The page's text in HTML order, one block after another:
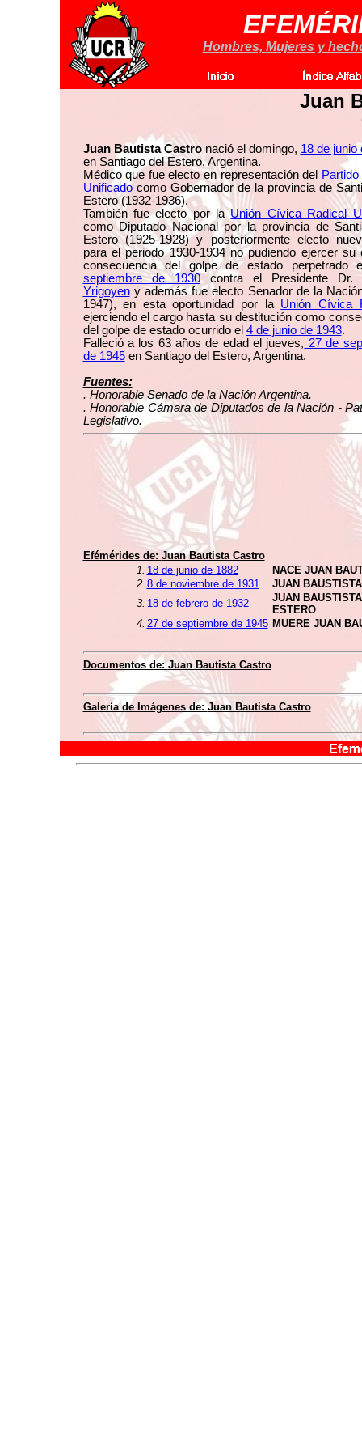
Hombres, Mujeres y
Juan
Juan Bautista Castronació el domingo, 18 de junio
en Santiago del Estero, Argentina.
Médico que fue electo en representación del
Unificadocomo Gobernador de la provincia de
Estero (1932-1936).
También fue electo por laUnión Cívica Radical
como Diputado Nacional por la provincia de
Estero (1925-1928) y posteriormente electo
para el periodo 1930-1934 no pudiendo ejercer su
consecuencia del golpe de estado perpetrado
septiembre de 1930contra el Presidente
Yrigoyeny además fue electo Senador de la
1947), en esta oportunidad por la Unión Cívica
ejerciendo el cargo hasta su destitución como
del golpe de estado ocurrido el 4 de junio de 1943.
Falleció a los 63 años de edad el jueves, 27 de
de 1945en Santiago del Estero, Argentina.
Fuentes:
. Honorable Senado de la Nación Argentina.
. Honorable Cámara de Diputados de la Nación -
Legislativo.
Efémérides de: Juan Bautista Castro
1. 18 de junio de 1882
NACE JUAN
2. 8 de noviembre de 1931
JUAN
3. 18 de febrero de 1932
JUAN
ESTERO
4. 27 de septiembre de 1945 MUERE JUAN
Documentos de:Juan Bautista Castro
Galería de Imágenes de:Juan Bautista Castro